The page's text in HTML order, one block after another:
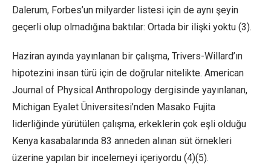
Dalerum, Forbes’un milyarder listesi için de aynı şeyin
geçerli olup olmadığına baktılar: Ortada bir ilişki yoktu (3).
Haziran ayında yayınlanan bir çalışma, Trivers-Willard’ın
hipotezini insan türü için de doğrular nitelikte. American
Journal of Physical Anthropology dergisinde yayınlanan,
Michigan Eyalet Üniversitesi’nden Masako Fujita
liderliğinde yürütülen çalışma, erkeklerin çok eşli olduğu
Kenya kasabalarında 83 anneden alınan süt örnekleri
üzerine yapılan bir incelemeyi içeriyordu (4)(5).